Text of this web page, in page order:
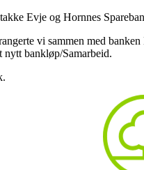
Evje og Hornnes
vi sammen med
bankløp/Samarbeid.